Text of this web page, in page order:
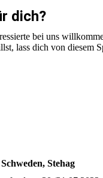
dich?
bei uns
lass dich von diesem
Stehag